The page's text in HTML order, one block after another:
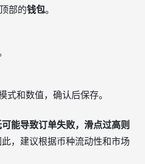
部的钱包。
式和数值，确认后保存。
能导致订单失败，滑点过高则
，建议根据币种流动性和市场